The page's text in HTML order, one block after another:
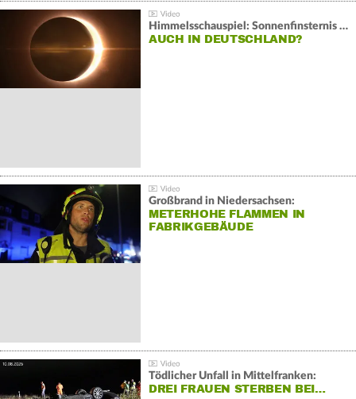
Himmelsschauspiel: Sonnenfinsternis über Spanien
AUCH IN DEUTSCHLAND?
Großbrand in Niedersachsen:
METERHOHE FLAMMEN IN
FABRIKGEBÄUDE
Tödlicher Unfall in Mittelfranken:
DREI FRAUEN STERBEN BEI…